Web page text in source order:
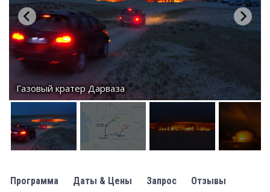
Газовый кратер Дарваза
Программа Даты & Цены Запрос Отзывы